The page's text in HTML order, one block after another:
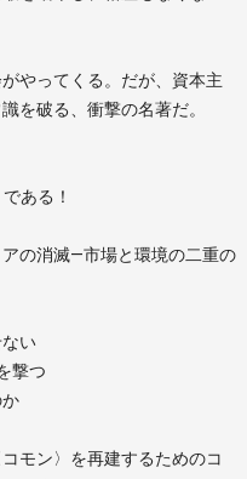
やってくる。だが、資本主
を破る、衝撃の名著だ。
ある！
の消滅―市場と環境の二重の
い
撃つ
モン〉を再建するためのコ